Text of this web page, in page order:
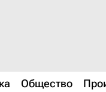
Общество